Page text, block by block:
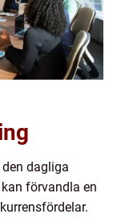
dagliga
förvandla en